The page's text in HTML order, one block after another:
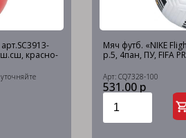
красно-
Мяч футб. «NIKE
р.5, 4пан, ПУ, FIFA
Арт: CQ7328-100
531.00 р